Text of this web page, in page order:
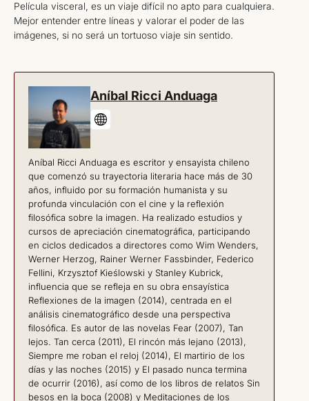
Película visceral, es un viaje difícil no apto para cualquiera.
Mejor entender entre líneas y valorar el poder de las
imágenes, si no será un tortuoso viaje sin sentido.
Aníbal Ricci Anduaga
Aníbal Ricci Anduaga es escritor y ensayista chileno
que comenzó su trayectoria literaria hace más de 30
años, influido por su formación humanista y su
profunda vinculación con el cine y la reflexión
filosófica sobre la imagen. Ha realizado estudios y
cursos de apreciación cinematográfica, participando
en ciclos dedicados a directores como Wim Wenders,
Werner Herzog, Rainer Werner Fassbinder, Federico
Fellini, Krzysztof Kieślowski y Stanley Kubrick,
influencia que se refleja en su obra ensayística
Reflexiones de la imagen (2014), centrada en el
análisis cinematográfico desde una perspectiva
filosófica. Es autor de las novelas Fear (2007), Tan
lejos. Tan cerca (2011), El rincón más lejano (2013),
Siempre me roban el reloj (2014), El martirio de los
días y las noches (2015) y El pasado nunca termina
de ocurrir (2016), así como de los libros de relatos Sin
besos en la boca (2008) y Meditaciones de los